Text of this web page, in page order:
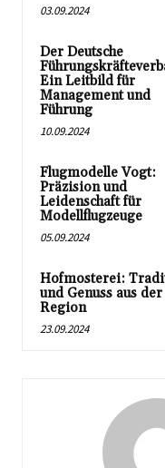
03.09.2024
Der Deutsche
Ein Leitbild für
Management und
Führung
10.09.2024
Flugmodelle Vogt:
Präzision und
Leidenschaft für
Modellflugzeuge
05.09.2024
Hofmosterei:
und Genuss aus der
Region
23.09.2024